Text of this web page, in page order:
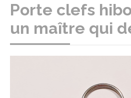
Porte clefs
un maître qui